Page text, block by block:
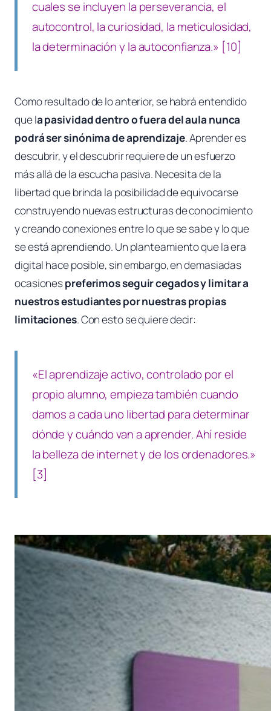
cuales se incluyen la perseverancia, el
autocontrol, la curiosidad, la meticulosidad,
la determinación y la autoconfianza.» [10]
Como resultado de lo anterior, se habrá entendido
que la pasividad dentro o fuera del aula nunca
podrá ser sinónima de aprendizaje. Aprender es
descubrir, y el descubrir requiere de un esfuerzo
más allá de la escucha pasiva. Necesita de la
libertad que brinda la posibilidad de equivocarse
construyendo nuevas estructuras de conocimiento
y creando conexiones entre lo que se sabe y lo que
se está aprendiendo. Un planteamiento que la era
digital hace posible, sin embargo, en demasiadas
ocasionespreferimos seguir cegados y limitar a
nuestros estudiantes por nuestras propias
limitaciones. Con esto se quiere decir:
«El aprendizaje activo, controlado por el
propio alumno, empieza también cuando
damos a cada uno libertad para determinar
dónde y cuándo van a aprender. Ahí reside
la belleza de internet y de los ordenadores.»
[3]